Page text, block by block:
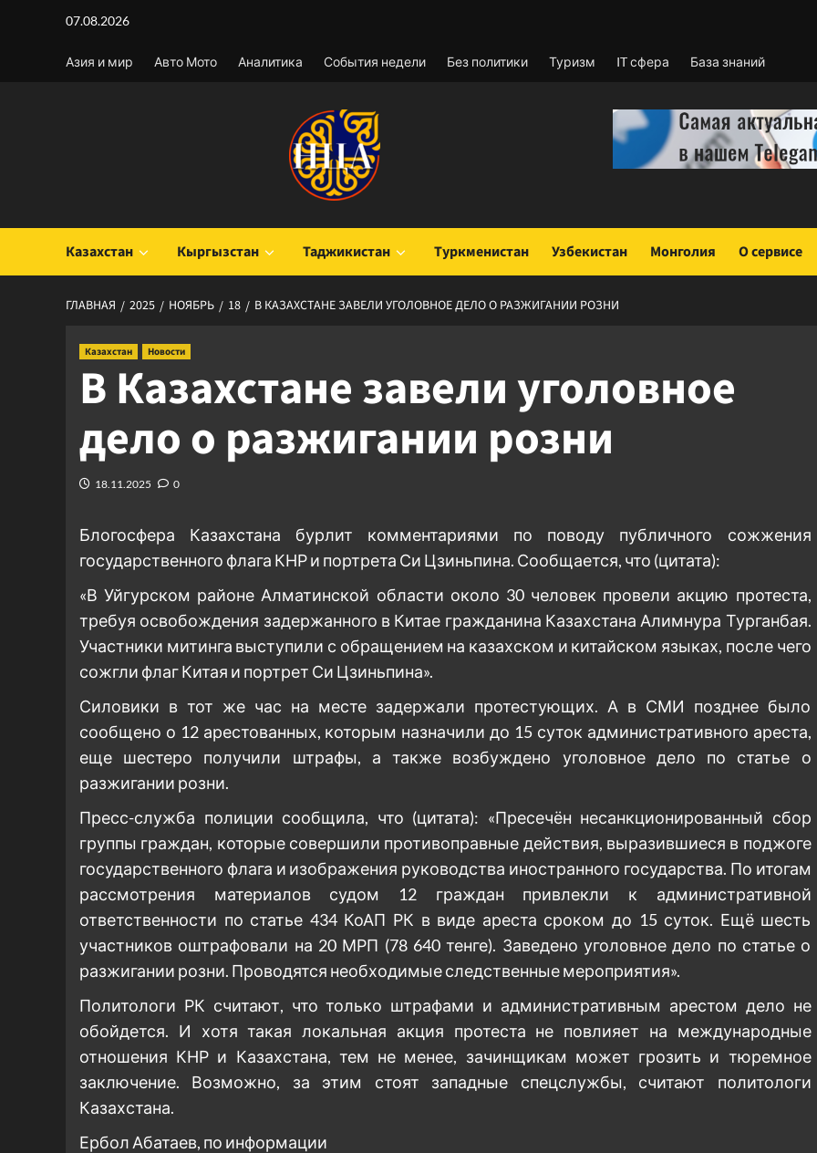
содержимому
07.08.2026
Азия и мир Авто Мото Аналитика События недели Без политики Туризм IT сфера База знаний
Казахстан Кыргызстан Таджикистан Туркменистан Узбекистан Монголия О сервисе
ГЛАВНАЯ 2025 НОЯБРЬ 18 В КАЗАХСТАНЕ ЗАВЕЛИ УГОЛОВНОЕ ДЕЛО О РАЗЖИГАНИИ РОЗНИ
Казахстан Новости
В Казахстане завели уголовное
дело о разжигании розни
18.11.2025 0
Блогосфера Казахстана бурлит комментариями по поводу публичного сожжения
государственного флага КНР и портрета Си Цзиньпина. Сообщается, что (цитата):
«В Уйгурском районе Алматинской области около 30 человек провели акцию протеста,
требуя освобождения задержанного в Китае гражданина Казахстана Алимнура Турганбая.
Участники митинга выступили с обращением на казахском и китайском языках, после чего
сожгли флаг Китая и портрет Си Цзиньпина».
Силовики в тот же час на месте задержали протестующих. А в СМИ позднее было
сообщено о 12 арестованных, которым назначили до 15 суток административного ареста,
еще шестеро получили штрафы, а также возбуждено уголовное дело по статье о
разжигании розни.
Пресс-служба полиции сообщила, что (цитата): «Пресечён несанкционированный сбор
группы граждан, которые совершили противоправные действия, выразившиеся в поджоге
государственного флага и изображения руководства иностранного государства. По итогам
рассмотрения материалов судом 12 граждан привлекли к административной
ответственности по статье 434 КоАП РК в виде ареста сроком до 15 суток. Ещё шесть
участников оштрафовали на 20 МРП (78 640 тенге). Заведено уголовное дело по статье о
разжигании розни. Проводятся необходимые следственные мероприятия».
Политологи РК считают, что только штрафами и административным арестом дело не
обойдется. И хотя такая локальная акция протеста не повлияет на международные
отношения КНР и Казахстана, тем не менее, зачинщикам может грозить и тюремное
заключение. Возможно, за этим стоят западные спецслужбы, считают политологи
Казахстана.
Ербол Абатаев, по информации